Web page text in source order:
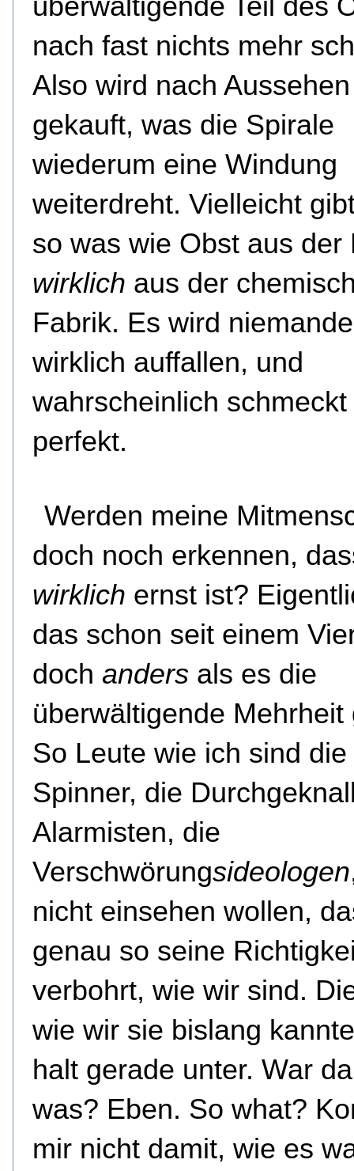
nach fast nichts mehr
Also wird nach Aussehen
gekauft, was die Spirale
wiederum eine Windung
weiterdreht. Vielleicht
so was wie Obst aus der
wirklich aus der
Fabrik. Es wird
wirklich auffallen, und
wahrscheinlich
perfekt.
Werden meine
doch noch erkennen,
wirklich ernst ist?
das schon seit einem
doch anders als es die
überwältigende Mehrheit
So Leute wie ich sind die
Spinner, die
Alarmisten, die
Verschwörungsideologen
nicht einsehen wollen,
genau so seine
verbohrt, wie wir sind.
wie wir sie bislang
halt gerade unter. War
was? Eben. So what?
mir nicht damit, wie es